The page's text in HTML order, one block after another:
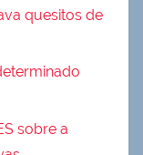
quesitos de
sobre a